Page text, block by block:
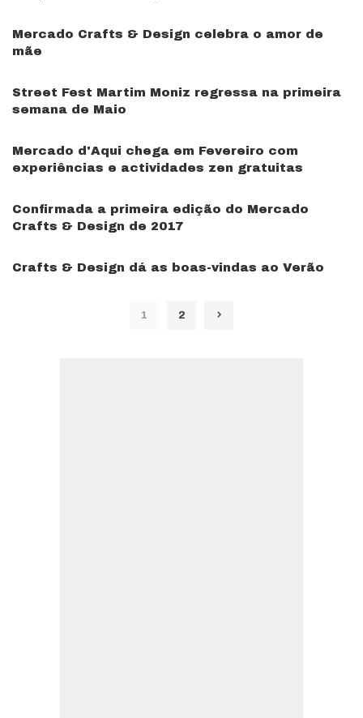
Mercado Crafts & Design celebra o amor de
mãe
Street Fest Martim Moniz regressa na primeira
semana de Maio
Mercado d'Aqui chega em Fevereiro com
experiências e actividades zen gratuitas
Confirmada a primeira edição do Mercado
Crafts & Design de 2017
Crafts & Design dá as boas-vindas ao Verão
1 2